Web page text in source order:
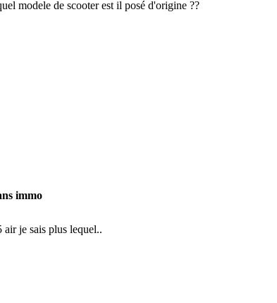
modele de scooter est il posé d'origine ??
immo
air je sais plus lequel..